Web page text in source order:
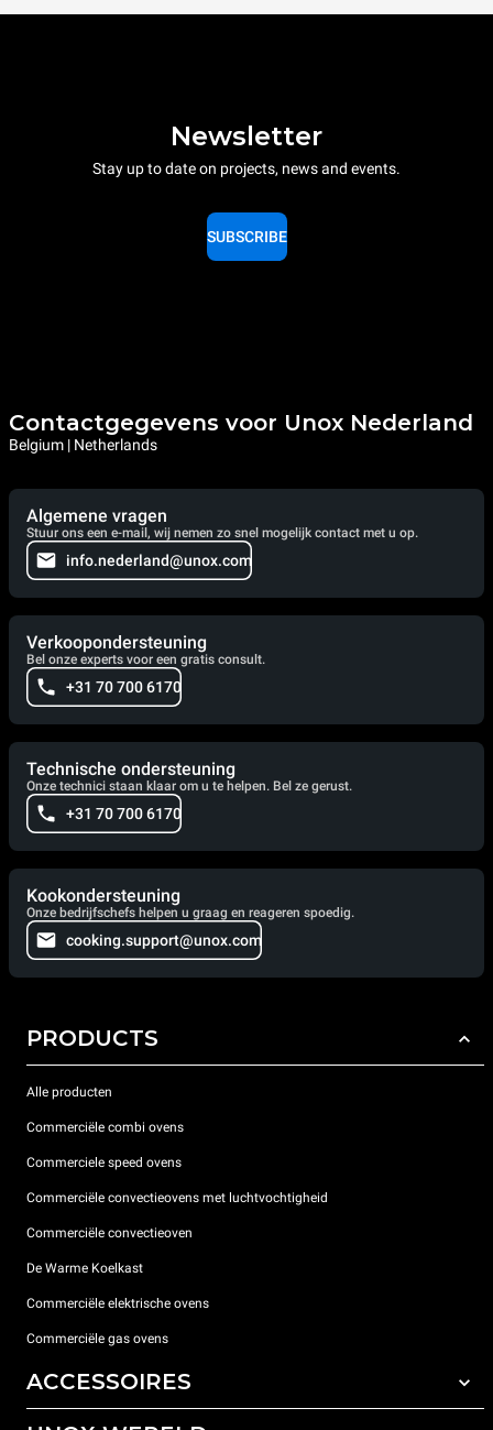
Newsletter
Stay up to date on projects, news and events.
SUBSCRIBE
Contactgegevens voor Unox Nederland
Belgium | Netherlands
Algemene vragen
Stuur ons een e-mail, wij nemen zo snel mogelijk contact met u op.
info.nederland@unox.com
Verkoopondersteuning
Bel onze experts voor een gratis consult.
+31 70 700 6170
Technische ondersteuning
Onze technici staan klaar om u te helpen. Bel ze gerust.
+31 70 700 6170
Kookondersteuning
Onze bedrijfschefs helpen u graag en reageren spoedig.
cooking.support@unox.com
PRODUCTS
Alle producten
Commerciële combi ovens
Commerciele speed ovens
Commerciële convectieovens met luchtvochtigheid
Commerciële convectieoven
De Warme Koelkast
Commerciële elektrische ovens
Commerciële gas ovens
ACCESSOIRES